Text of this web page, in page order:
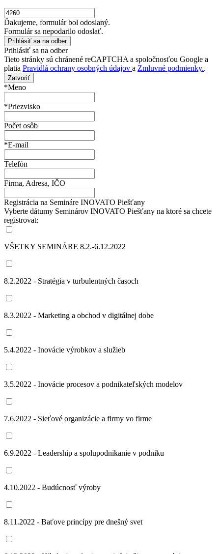
Ďakujeme, formulár bol odoslaný.
Formulár sa nepodarilo odoslať.
Prihlásiť sa na odber
Tieto stránky sú chránené reCAPTCHA a spoločnosťou Google a
platia Pravidlá ochrany osobných údajov a Zmluvné podmienky..
Zatvoriť
*Meno
*Priezvisko
Počet osôb
*E-mail
Telefón
Firma, Adresa, IČO
Registrácia na Semináre INOVATO Piešťany
Vyberte dátumy Seminárov INOVATO Piešťany na ktoré sa chcete
registrovat:
VŠETKY SEMINÁRE 8.2.-6.12.2022
8.2.2022 - Stratégia v turbulentných časoch
8.3.2022 - Marketing a obchod v digitálnej dobe
5.4.2022 - Inovácie výrobkov a služieb
3.5.2022 - Inovácie procesov a podnikateľských modelov
7.6.2022 - Sieťové organizácie a firmy vo firme
6.9.2022 - Leadership a spolupodnikanie v podniku
4.10.2022 - Budúcnosť výroby
8.11.2022 - Baťove princípy pre dnešný svet